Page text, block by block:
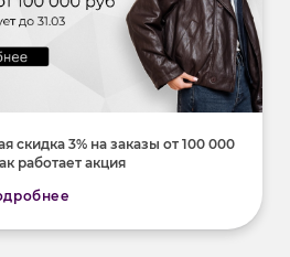
скидка 3% на заказы от 100 000
работает акция